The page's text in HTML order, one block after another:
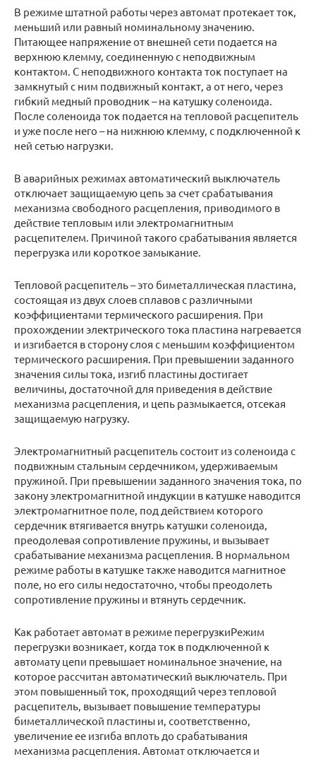
В режиме штатной работы через автомат протекает ток,
меньший или равный номинальному значению.
Питающее напряжение от внешней сети подается на
верхнюю клемму, соединенную с неподвижным
контактом. С неподвижного контакта ток поступает на
замкнутый с ним подвижный контакт, а от него, через
гибкий медный проводник – на катушку соленоида.
После соленоида ток подается на тепловой расцепитель
и уже после него – на нижнюю клемму, с подключенной к
ней сетью нагрузки.
В аварийных режимах автоматический выключатель
отключает защищаемую цепь за счет срабатывания
механизма свободного расцепления, приводимого в
действие тепловым или электромагнитным
расцепителем. Причиной такого срабатывания является
перегрузка или короткое замыкание.
Тепловой расцепитель – это биметаллическая пластина,
состоящая из двух слоев сплавов с различными
коэффициентами термического расширения. При
прохождении электрического тока пластина нагревается
и изгибается в сторону слоя с меньшим коэффициентом
термического расширения. При превышении заданного
значения силы тока, изгиб пластины достигает
величины, достаточной для приведения в действие
механизма расцепления, и цепь размыкается, отсекая
защищаемую нагрузку.
Электромагнитный расцепитель состоит из соленоида с
подвижным стальным сердечником, удерживаемым
пружиной. При превышении заданного значения тока, по
закону электромагнитной индукции в катушке наводится
электромагнитное поле, под действием которого
сердечник втягивается внутрь катушки соленоида,
преодолевая сопротивление пружины, и вызывает
срабатывание механизма расцепления. В нормальном
режиме работы в катушке также наводится магнитное
поле, но его силы недостаточно, чтобы преодолеть
сопротивление пружины и втянуть сердечник.
Как работает автомат в режиме перегрузкиРежим
перегрузки возникает, когда ток в подключенной к
автомату цепи превышает номинальное значение, на
которое рассчитан автоматический выключатель. При
этом повышенный ток, проходящий через тепловой
расцепитель, вызывает повышение температуры
биметаллической пластины и, соответственно,
увеличение ее изгиба вплоть до срабатывания
механизма расцепления. Автомат отключается и